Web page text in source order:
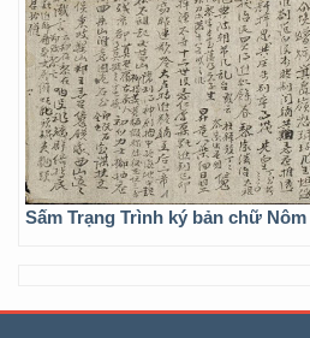
Sấm Trạng Trình ký bản chữ Nôm